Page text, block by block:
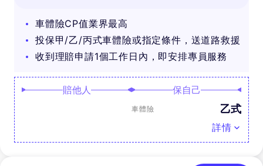
車體險CP值業界最高
投保甲/乙/丙式車體險或指定條件，送道路救援
收到理賠申請1個工作日內，即安排專員服務
賠他人 保自己
車體險 乙式
詳情